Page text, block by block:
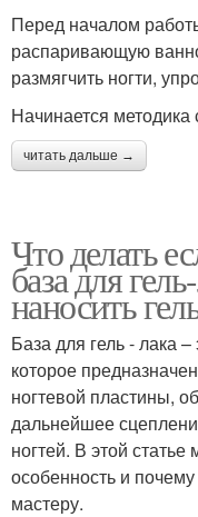
Перед началом
распаривающую
размягчить ногти,
Начинается методика
читать дальше →
Что делать
база для
наносить
База для гель - лака
которое
ногтевой пластины,
дальнейшее
ногтей. В этой
особенность и
мастеру.